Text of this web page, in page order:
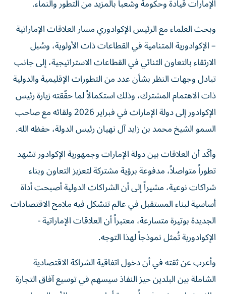
الإمارات قيادة وحكومة وشعبا بالمزيد من التطور والنماء.
وبحث العلماء مع الرئيس الإكوادوري مسار العلاقات الإماراتية
– الإكوادورية المتنامية في القطاعات ذات الأولوية، وسُبل
الارتقاء بالتعاون الثنائي في القطاعات الاستراتيجية، إلى جانب
تبادل وجهات النظر بشأن عدد من التطورات الإقليمية والدولية
ذات الاهتمام المشترك، وذلك استكمالاً لما حقّقته زيارة رئيس
الإكوادور إلى دولة الإمارات في فبراير 2026 ولقائه مع صاحب
السمو الشيخ محمد بن زايد آل نهيان رئيس الدولة، حفظه الله.
وأكّد أن العلاقات بين دولة الإمارات وجمهورية الإكوادور تشهد
تطوراً متواصلاً، مدفوعة برؤية مشتركة لتعزيز التعاون وبناء
شراكات نوعية، مشيراً إلى أن الشراكات الدولية أصبحت أداة
أساسية لبناء المستقبل في عالم تتشكل فيه ملامح الاقتصادات
الجديدة بوتيرة متسارعة، معتبراً أن العلاقات الإماراتية -
الإكوادورية تُمثل نموذجاً لهذا التوجه.
وأعرب عن ثقته في أن دخول اتفاقية الشراكة الاقتصادية
الشاملة بين البلدين حيز النفاذ سيسهم في توسيع آفاق التجارة